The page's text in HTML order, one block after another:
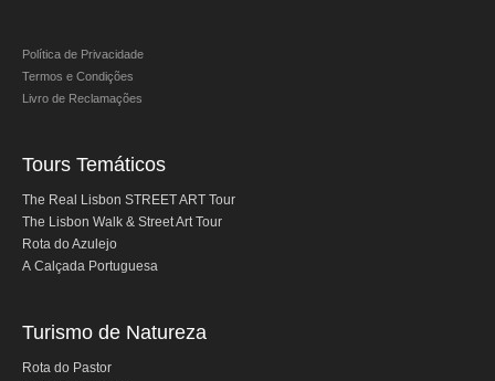
Política de Privacidade
Termos e Condições
Livro de Reclamações
Tours Temáticos
The Real Lisbon STREET ART Tour
The Lisbon Walk & Street Art Tour
Rota do Azulejo
A Calçada Portuguesa
Turismo de Natureza
Rota do Pastor